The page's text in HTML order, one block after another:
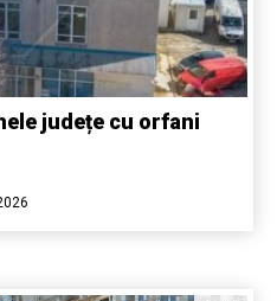
județe cu orfani